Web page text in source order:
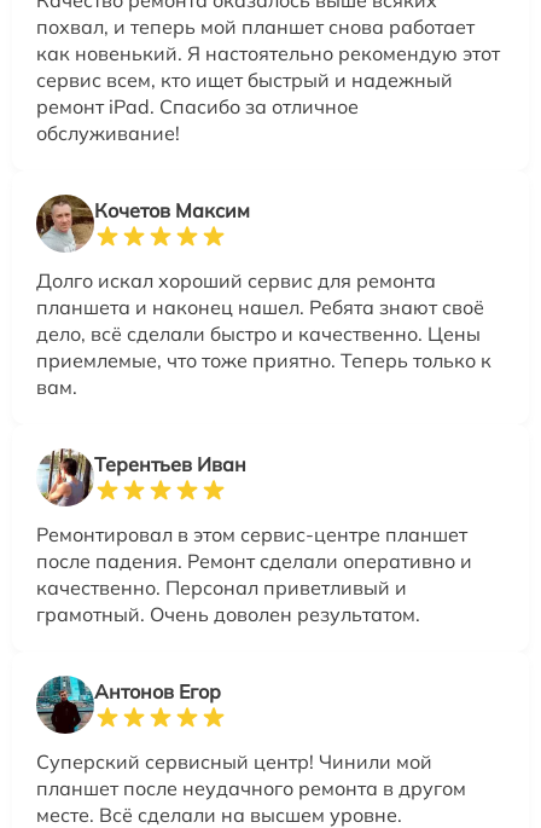
похвал, и теперь мой планшет снова работает
как новенький. Я настоятельно рекомендую этот
сервис всем, кто ищет быстрый и надежный
ремонт iPad. Спасибо за отличное
обслуживание!
Кочетов Максим
Долго искал хороший сервис для ремонта
планшета и наконец нашел. Ребята знают своё
дело, всё сделали быстро и качественно. Цены
приемлемые, что тоже приятно. Теперь только к
вам.
Терентьев Иван
Ремонтировал в этом сервис-центре планшет
после падения. Ремонт сделали оперативно и
качественно. Персонал приветливый и
грамотный. Очень доволен результатом.
Антонов Егор
Суперский сервисный центр! Чинили мой
планшет после неудачного ремонта в другом
месте. Всё сделали на высшем уровне.